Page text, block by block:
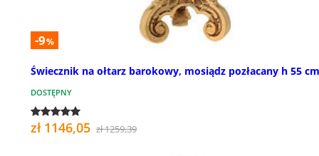
-9%
Świecznik na ołtarz barokowy, mosiądz pozłacany h 55 cm
DOSTĘPNY
zł 1146,05 zł 1259,39